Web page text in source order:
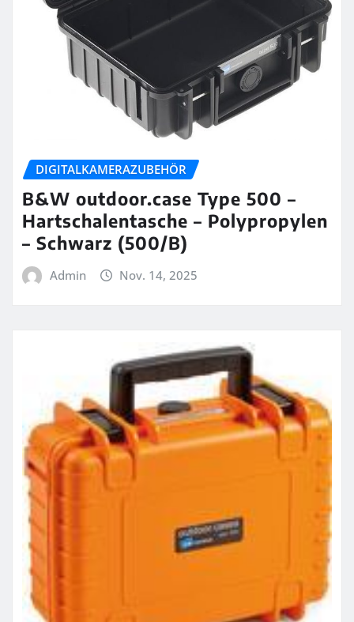
DIGITALKAMERAZUBEHÖR
B&W outdoor.case Type 500 –
Hartschalentasche – Polypropylen
– Schwarz (500/B)
Admin Nov. 14, 2025